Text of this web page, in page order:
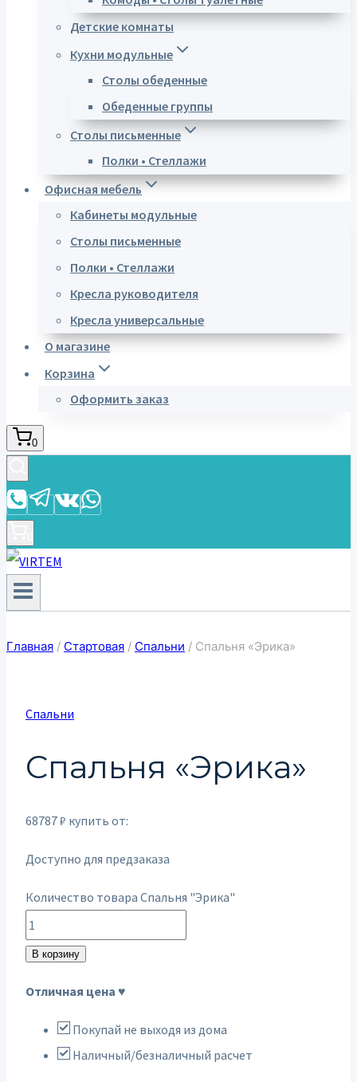
Детские комнаты
Кухни модульные
Столы обеденные
Обеденные группы
Столы письменные
Полки • Стеллажи
Офисная мебель
Кабинеты модульные
Столы письменные
Полки • Стеллажи
Кресла руководителя
Кресла универсальные
О магазине
Корзина
Оформить заказ
0
Главная / Стартовая / Спальни / Спальня «Эрика»
Спальни
Спальня «Эрика»
68787₽ купить от:
Доступно для предзаказа
Количество товара Спальня "Эрика"
В корзину
Отличная цена ♥
Покупай не выходя из дома
Наличный/безналичный расчет